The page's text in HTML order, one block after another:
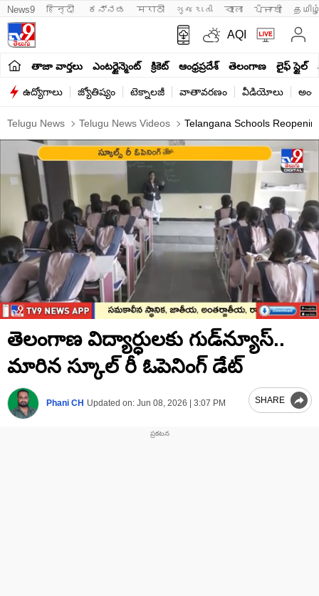
News9 हिन्दी ಕನ್ನಡ मराठी ગુજરાતી বাংলা ਪੰਜਾਬੀ
AQI
తాజా వార్తలు ఎంటర్టైన్మెంట్ క్రికెట్ ఆంధ్రప్రదేశ్ తెలంగాణ లైఫ్ స్టైల్
ఉద్యోగాలు జ్యోతిష్యం టెక్నాలజీ వాతావరణం వీడియోలు
Telugu News Telugu News Videos Telangana Schools
seconds
of
minute,
seconds
తెలంగాణ విద్యార్ధులకు గుడ్‌న్యూస్‌..
మారిన స్కూల్‌ రీ ఓపెనింగ్‌ డేట్‌
Phani CH Updated on: Jun 08, 2026 | 3:07 PM SHARE